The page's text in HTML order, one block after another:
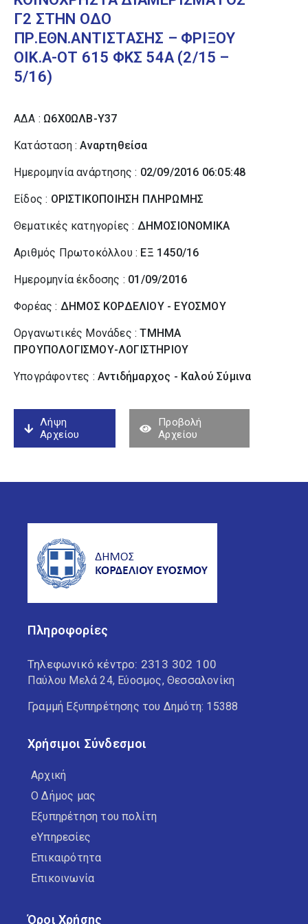
Γ2 ΣΤΗΝ ΟΔΟ
ΠΡ.ΕΘΝ.ΑΝΤΙΣΤΑΣΗΣ – ΦΡΙΞΟΥ
ΟΙΚ.Α-ΟΤ 615 ΦΚΣ 54Α (2/15 –
5/16)
ΑΔΑ : Ω6Χ0ΩΛΒ-Υ37
Κατάσταση :Αναρτηθείσα
Ημερομηνία ανάρτησης : 02/09/2016 06:05:48
Είδος : ΟΡΙΣΤΙΚΟΠΟΙΗΣΗ ΠΛΗΡΩΜΗΣ
Θεματικές κατηγορίες : ΔΗΜΟΣΙΟΝΟΜΙΚΑ
Αριθμός Πρωτοκόλλου : ΕΞ 1450/16
Ημερομηνία έκδοσης : 01/09/2016
Φορέας : ΔΗΜΟΣ ΚΟΡΔΕΛΙΟΥ - ΕΥΟΣΜΟΥ
Οργανωτικές Μονάδες :ΤΜΗΜΑ
ΠΡΟΥΠΟΛΟΓΙΣΜΟΥ-ΛΟΓΙΣΤΗΡΙΟΥ
Υπογράφοντες : Αντιδήμαρχος - Καλού Σύµινα
Λήψη
Αρχείου
Προβολή
Αρχείου
Πληροφορίες
Τηλεφωνικό κέντρο: 2313 302 100
Παύλου Μελά 24, Εύοσμος, Θεσσαλονίκη
Γραμμή Εξυπηρέτησης του Δημότη: 15388
Χρήσιμοι Σύνδεσμοι
Αρχική
Ο Δήμος μας
Εξυπηρέτηση του πολίτη
eΥπηρεσίες
Επικαιρότητα
Επικοινωνία
Όροι Χρήσης